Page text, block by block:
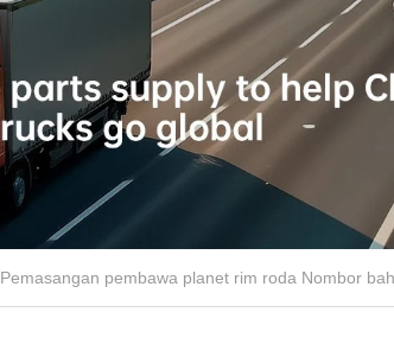
Pemasangan pembawa planet rim roda Nombor